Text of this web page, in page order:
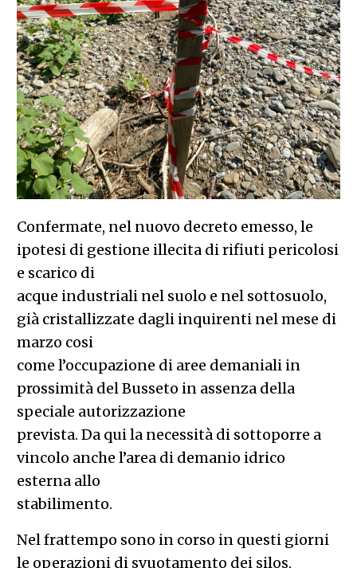
Confermate, nel nuovo decreto emesso, le
ipotesi di gestione illecita di rifiuti pericolosi
e scarico di
acque industriali nel suolo e nel sottosuolo,
già cristallizzate dagli inquirenti nel mese di
marzo cosi
come l’occupazione di aree demaniali in
prossimità del Busseto in assenza della
speciale autorizzazione
prevista. Da qui la necessità di sottoporre a
vincolo anche l’area di demanio idrico
esterna allo
stabilimento.
Nel frattempo sono in corso in questi giorni
le operazioni di svuotamento dei silos,